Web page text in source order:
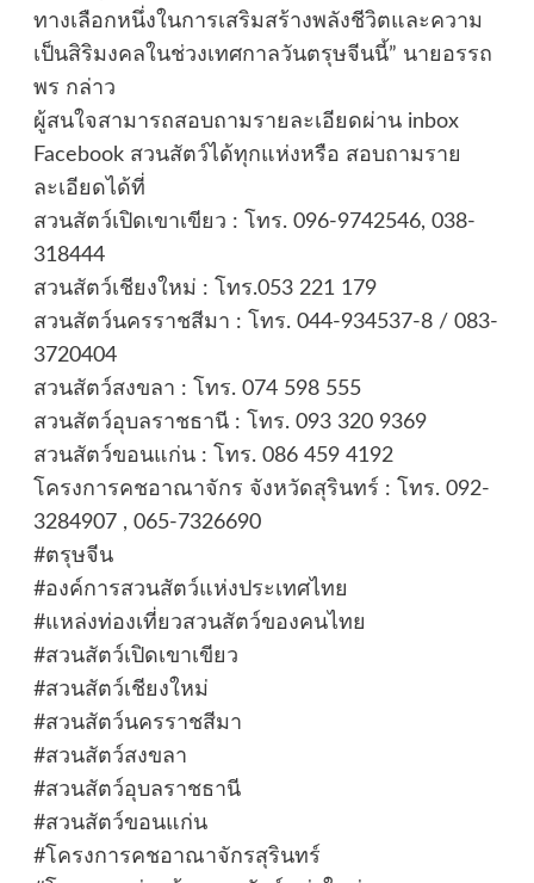
ทางเลือกหนึ่งในการเสริมสร้างพลังชีวิตและความ
เป็นสิริมงคลในช่วงเทศกาลวันตรุษจีนนี้” นายอรรถ
พร กล่าว
ผู้สนใจสามารถสอบถามรายละเอียดผ่าน inbox
Facebook สวนสัตว์ได้ทุกแห่งหรือ สอบถามราย
ละเอียดได้ที่
สวนสัตว์เปิดเขาเขียว : โทร. 096-9742546, 038-
318444
สวนสัตว์เชียงใหม่ : โทร.053 221 179
สวนสัตว์นครราชสีมา : โทร. 044-934537-8 / 083-
3720404
สวนสัตว์สงขลา : โทร. 074 598 555
สวนสัตว์อุบลราชธานี : โทร. 093 320 9369
สวนสัตว์ขอนแก่น : โทร. 086 459 4192
โครงการคชอาณาจักร จังหวัดสุรินทร์ : โทร. 092-
3284907 , 065-7326690
#ตรุษจีน
#องค์การสวนสัตว์แห่งประเทศไทย
#แหล่งท่องเที่ยวสวนสัตว์ของคนไทย
#สวนสัตว์เปิดเขาเขียว
#สวนสัตว์เชียงใหม่
#สวนสัตว์นครราชสีมา
#สวนสัตว์สงขลา
#สวนสัตว์อุบลราชธานี
#สวนสัตว์ขอนแก่น
#โครงการคชอาณาจักรสุรินทร์